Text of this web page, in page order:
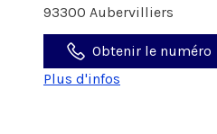
93300 Aubervilliers
Obtenir le numéro
Plus d'infos